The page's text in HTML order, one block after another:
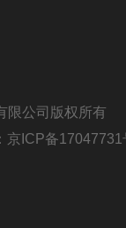
限公司版权所有
京ICP备17047731